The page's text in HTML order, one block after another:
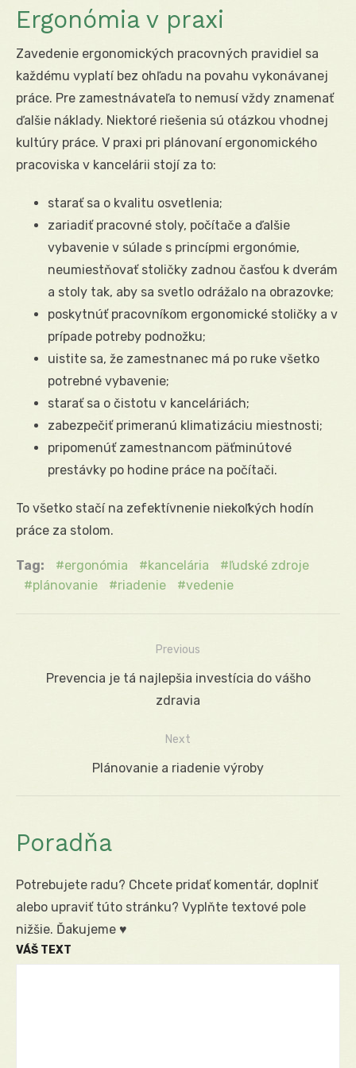
Ergonómia v praxi
Zavedenie ergonomických pracovných pravidiel sa
každému vyplatí bez ohľadu na povahu vykonávanej
práce. Pre zamestnávateľa to nemusí vždy znamenať
ďalšie náklady. Niektoré riešenia sú otázkou vhodnej
kultúry práce. V praxi pri plánovaní ergonomického
pracoviska v kancelárii stojí za to:
starať sa o kvalitu osvetlenia;
zariadiť pracovné stoly, počítače a ďalšie
vybavenie v súlade s princípmi ergonómie,
neumiestňovať stoličky zadnou časťou k dverám
a stoly tak, aby sa svetlo odrážalo na obrazovke;
poskytnúť pracovníkom ergonomické stoličky a v
prípade potreby podnožku;
uistite sa, že zamestnanec má po ruke všetko
potrebné vybavenie;
starať sa o čistotu v kanceláriách;
zabezpečiť primeranú klimatizáciu miestnosti;
pripomenúť zamestnancom päťminútové
prestávky po hodine práce na počítači.
To všetko stačí na zefektívnenie niekoľkých hodín
práce za stolom.
Tag: ergonómia kancelária
ľudské zdroje
plánovanie
riadenie vedenie
Navigácia
Previous
Previous
Prevencia je tá najlepšia investícia do vášho
zdravia
Next
Next
Plánovanie a riadenie výroby
Poradňa
Potrebujete radu? Chcete pridať komentár, doplniť
alebo upraviť túto stránku? Vyplňte textové pole
nižšie. Ďakujeme ♥
VÁŠ TEXT